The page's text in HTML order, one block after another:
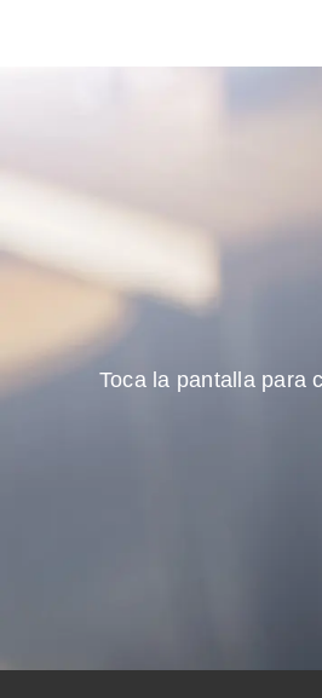
Toca la pantalla para